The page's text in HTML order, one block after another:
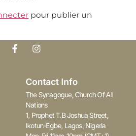
pour publier un
Contact Info
The Synagogue, Church Of All
Nations
1, Prophet T.B Joshua Street,
Ikotun-Egbe, Lagos, Nigeria